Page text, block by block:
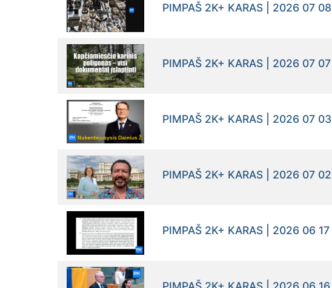
PIMPAŠ 2K+ KARAS | 2026 07 08
PIMPAŠ 2K+ KARAS | 2026 07 07
PIMPAŠ 2K+ KARAS | 2026 07 03
PIMPAŠ 2K+ KARAS | 2026 07 02
PIMPAŠ 2K+ KARAS | 2026 06 17